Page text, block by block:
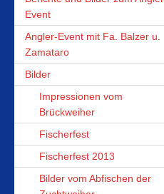
Event
Angler-Event mit Fa. Balzer u.
Zamataro
Bilder
Impressionen vom
Brückweiher
Fischerfest
Fischerfest 2013
Bilder vom Abfischen der